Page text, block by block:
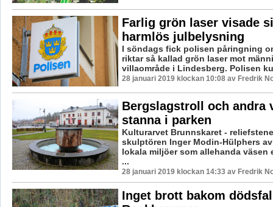
Farlig grön laser visade
harmlös julbelysning
I söndags fick polisen påringning
riktar så kallad grön laser mot
villaområde i Lindesberg. Polisen
28 januari 2019 klockan 10:08 av Fredrik
Bergslagstroll och andra
stanna i parken
Kulturarvet Brunnskaret -
skulptören Inger Modin-Hülphers
lokala miljöer som allehanda väsen
...
28 januari 2019 klockan 14:33 av Fredrik
Inget brott bakom